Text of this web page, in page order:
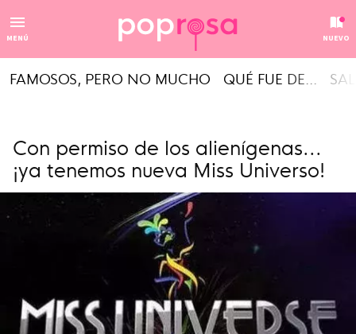
MENÚ NUEVO
FAMOSOS, PERO NO MUCHO QUÉ FUE DE...
Con permiso de los alienígenas...
¡ya tenemos nueva Miss Universo!